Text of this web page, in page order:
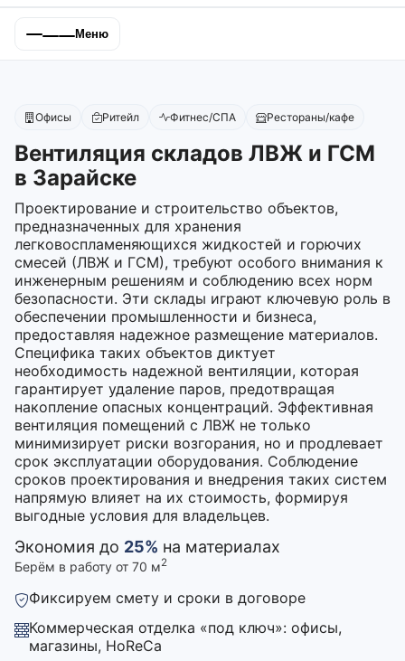
Меню
Офисы Ритейл Фитнес/СПА Рестораны/кафе
Вентиляция складов ЛВЖ и ГСМ
в Зарайске
Проектирование и строительство объектов,
предназначенных для хранения
легковоспламеняющихся жидкостей и горючих
смесей (ЛВЖ и ГСМ), требуют особого внимания к
инженерным решениям и соблюдению всех норм
безопасности. Эти склады играют ключевую роль в
обеспечении промышленности и бизнеса,
предоставляя надежное размещение материалов.
Специфика таких объектов диктует
необходимость надежной вентиляции, которая
гарантирует удаление паров, предотвращая
накопление опасных концентраций. Эффективная
вентиляция помещений с ЛВЖ не только
минимизирует риски возгорания, но и продлевает
срок эксплуатации оборудования. Соблюдение
сроков проектирования и внедрения таких систем
напрямую влияет на их стоимость, формируя
выгодные условия для владельцев.
Экономия до 25% на материалах
Берём в работу от 70 м2
Фиксируем смету и сроки в договоре
Коммерческая отделка «под ключ»: офисы,
магазины, HoReCa